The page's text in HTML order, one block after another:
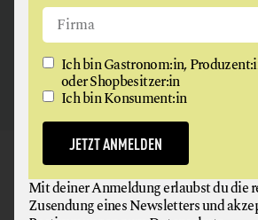
GAUMEN HOCH
NEWSLETTER
Ich bin Gastronom:in,
oder Shopbesitzer:in
Ich bin Konsument:in
JETZT ANMELDEN
Mit deiner Anmeldung erlaubst du die
Zusendung eines Newsletters und